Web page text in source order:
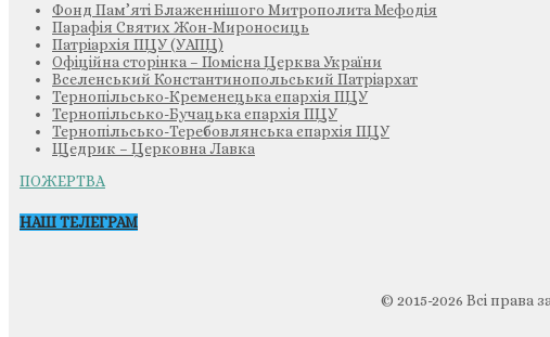
Фонд Пам’яті Блаженнішого Митрополита Мефодія
Парафія Святих Жон-Мироносиць
Патріархія ПЦУ (УАПЦ)
Офіційна сторінка – Помісна Церква України
Вселенський Константинопольський Патріархат
Тернопільсько-Кременецька єпархія ПЦУ
Тернопільсько-Бучацька єпархія ПЦУ
Тернопільсько-Теребовлянська єпархія ПЦУ
Щедрик – Церковна Лавка
ПОЖЕРТВА
НАШ ТЕЛЕГРАМ
© 2015-2026 Всі права